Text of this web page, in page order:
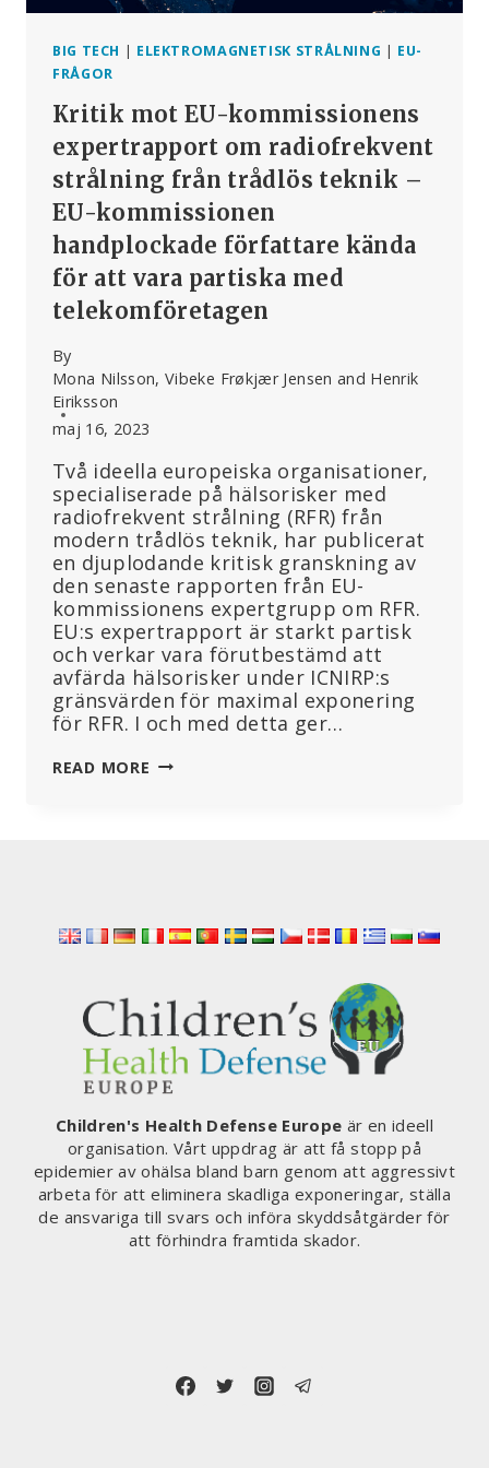
BIG TECH | ELEKTROMAGNETISK STRÅLNING | EU-
FRÅGOR
Kritik mot EU-kommissionens
expertrapport om radiofrekvent
strålning från trådlös teknik –
EU-kommissionen
handplockade författare kända
för att vara partiska med
telekomföretagen
By
Mona Nilsson, Vibeke Frøkjær Jensen and Henrik
Eiriksson
maj 16, 2023
Två ideella europeiska organisationer,
specialiserade på hälsorisker med
radiofrekvent strålning (RFR) från
modern trådlös teknik, har publicerat
en djuplodande kritisk granskning av
den senaste rapporten från EU-
kommissionens expertgrupp om RFR.
EU:s expertrapport är starkt partisk
och verkar vara förutbestämd att
avfärda hälsorisker under ICNIRP:s
gränsvärden för maximal exponering
för RFR. I och med detta ger…
READ MORE KRITIK
STRÅLNING
FRÅN
–
EU-
KOMMISSIONEN
HANDPLOCKADE
KÄNDA
FÖR
ATT
VARA
PARTISKA
MED
Children's Health Defense Europe är en ideell
organisation. Vårt uppdrag är att få stopp på
epidemier av ohälsa bland barn genom att aggressivt
arbeta för att eliminera skadliga exponeringar, ställa
de ansvariga till svars och införa skyddsåtgärder för
att förhindra framtida skador.